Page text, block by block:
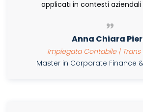
applicati in contesti aziendali
Anna Chiara
Impiegata Contabile | Trans
Master in Corporate Finance